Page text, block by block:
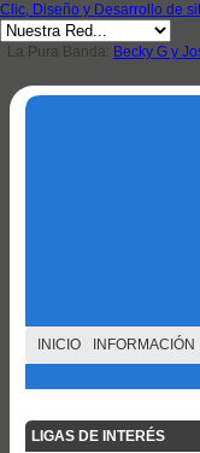
Clic, Diseño y Desarrollo de
La Pura Banda: Becky G y
INICIO INFORMACIÓN
LIGAS DE INTERÉS